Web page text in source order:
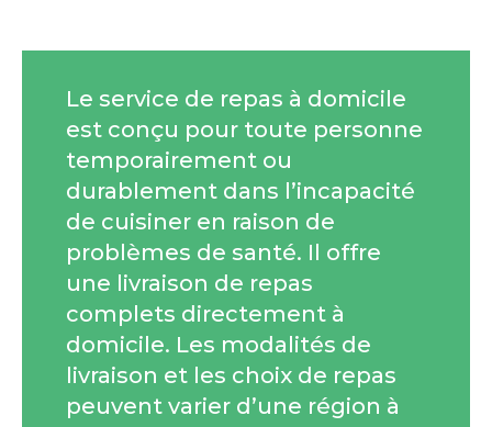
Le service de repas à domicile
est conçu pour toute personne
temporairement ou
durablement dans l’incapacité
de cuisiner en raison de
problèmes de santé. Il offre
une livraison de repas
complets directement à
domicile. Les modalités de
livraison et les choix de repas
peuvent varier d’une région à